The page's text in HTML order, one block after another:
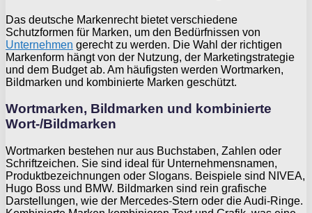
Das deutsche Markenrecht bietet verschiedene
Schutzformen für Marken, um den Bedürfnissen von
Unternehmen gerecht zu werden. Die Wahl der richtigen
Markenform hängt von der Nutzung, der Marketingstrategie
und dem Budget ab. Am häufigsten werden Wortmarken,
Bildmarken und kombinierte Marken geschützt.
Wortmarken, Bildmarken und kombinierte
Wort-/Bildmarken
Wortmarken bestehen nur aus Buchstaben, Zahlen oder
Schriftzeichen. Sie sind ideal für Unternehmensnamen,
Produktbezeichnungen oder Slogans. Beispiele sind NIVEA,
Hugo Boss und BMW. Bildmarken sind rein grafische
Darstellungen, wie der Mercedes-Stern oder die Audi-Ringe.